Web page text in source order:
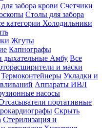
забора крови Счетчики
Столы для забора
категории Холодильники
Жгуты
Капнографы
Амбу Все
и маски
Термоконтейнеры Укладки и
Аппараты ИВЛ
насосы
портативные
Скрыть
Стерилизация и